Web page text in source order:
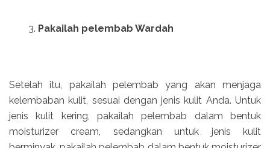
Pakailah pelembab Wardah
Setelah itu, pakailah pelembab yang akan menjaga
kelembaban kulit, sesuai dengan jenis kulit Anda. Untuk
jenis kulit kering, pakailah pelembab dalam bentuk
moisturizer cream, sedangkan untuk jenis kulit